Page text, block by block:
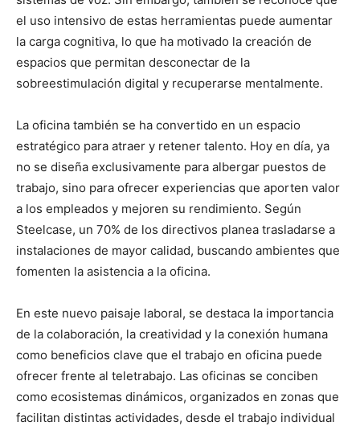
el uso intensivo de estas herramientas puede aumentar
la carga cognitiva, lo que ha motivado la creación de
espacios que permitan desconectar de la
sobreestimulación digital y recuperarse mentalmente.
La oficina también se ha convertido en un espacio
estratégico para atraer y retener talento. Hoy en día, ya
no se diseña exclusivamente para albergar puestos de
trabajo, sino para ofrecer experiencias que aporten valor
a los empleados y mejoren su rendimiento. Según
Steelcase, un 70% de los directivos planea trasladarse a
instalaciones de mayor calidad, buscando ambientes que
fomenten la asistencia a la oficina.
En este nuevo paisaje laboral, se destaca la importancia
de la colaboración, la creatividad y la conexión humana
como beneficios clave que el trabajo en oficina puede
ofrecer frente al teletrabajo. Las oficinas se conciben
como ecosistemas dinámicos, organizados en zonas que
facilitan distintas actividades, desde el trabajo individual